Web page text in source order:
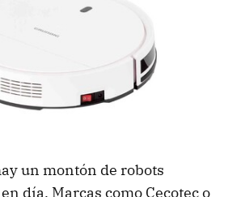
un montón de robots
día. Marcas como Cecotec o